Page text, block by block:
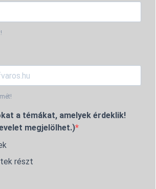
a témákat, amelyek érdeklik!
megjelölhet.)
részt